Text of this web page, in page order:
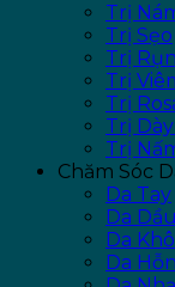
Trị
Trị Sẹo
Trị
Trị
Trị
Trị
Trị
Chăm Sóc
Da Tay
Da Dầu
Da Khô
Da